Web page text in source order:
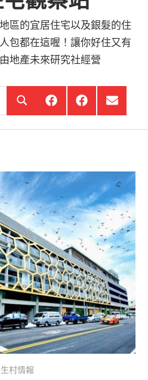
區的宜居住宅以及銀髮的住
包都在這喔！讓你好住又有
地產未來研究社經營
Search
銀
髮
住
宅
投
資
銀
髮,
海
選
單
項
目
村情報